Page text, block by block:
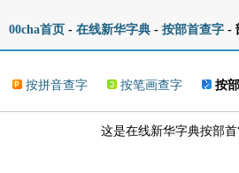
00cha首页 - 在线新华字典 - 按部首查字 -
按拼音查字 按笔画查字 按
这是在线新华字典按部